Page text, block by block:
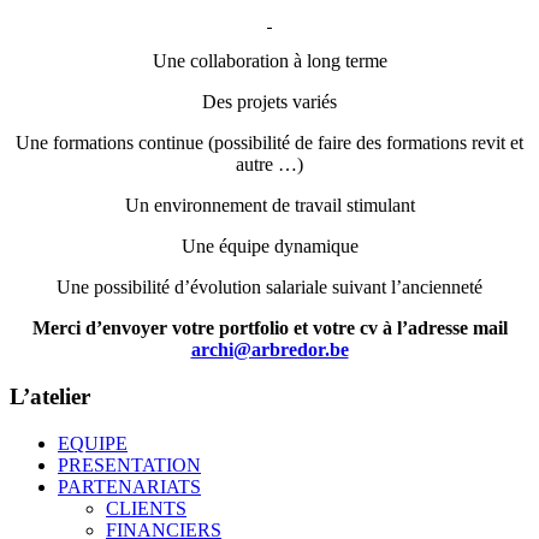
Une collaboration à long terme
Des projets variés
Une formations continue (possibilité de faire des formations revit et
autre …)
Un environnement de travail stimulant
Une équipe dynamique
Une possibilité d’évolution salariale suivant l’ancienneté
Merci d’envoyer votre portfolio et votre cv à l’adresse mail
archi@arbredor.be
L’atelier
EQUIPE
PRESENTATION
PARTENARIATS
CLIENTS
FINANCIERS